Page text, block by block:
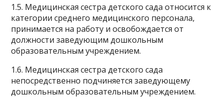
1.5. Медицинская сестра детского сада относится к
категории среднего медицинского персонала,
принимается на работу и освобождается от
должности заведующим дошкольным
образовательным учреждением.
1.6. Медицинская сестра детского сада
непосредственно подчиняется заведующему
дошкольным образовательным учреждением.